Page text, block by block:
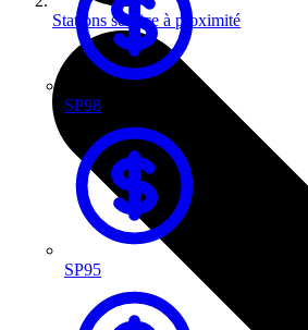
SP98
SP95
Stations service à proximité